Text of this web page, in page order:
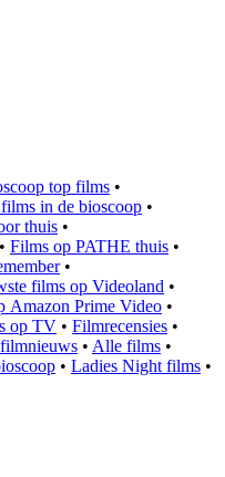
top films •
in de bioscoop •
thuis •
• Films op PATHE thuis •
•
films op Videoland •
Amazon Prime Video •
op TV • Filmrecensies •
• Alle films •
• Ladies Night films •